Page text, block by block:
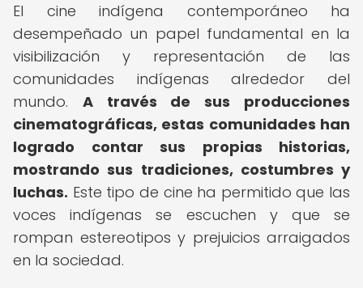
El cine indígena contemporáneo ha
desempeñado un papel fundamental en la
visibilización y representación de las
comunidades indígenas alrededor del
mundo. A través de sus producciones
cinematográficas, estas comunidades han
logrado contar sus propias historias,
mostrando sus tradiciones, costumbres y
luchas. Este tipo de cine ha permitido que las
voces indígenas se escuchen y que se
rompan estereotipos y prejuicios arraigados
en la sociedad.